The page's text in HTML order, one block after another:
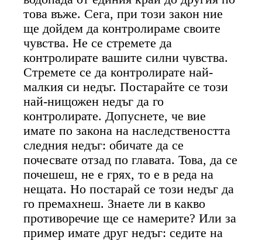
това въже. Сега, при този закон ние
ще дойдем да контролираме своите
чувства. Не се стремете да
контролирате вашите силни чувства.
Стремете се да контролирате най-
малкия си недъг. Постарайте се този
най-нищожен недъг да го
контролирате. Допуснете, че вие
имате по закона на наследствеността
следния недъг: обичате да се
почесвате отзад по главата. Това, да се
почешеш, не е грях, то е в реда на
нещата. Но постарай се този недъг да
го премахнеш. Знаете ли в какво
противоречие ще се намерите? Или за
пример имате друг недъг: седите на